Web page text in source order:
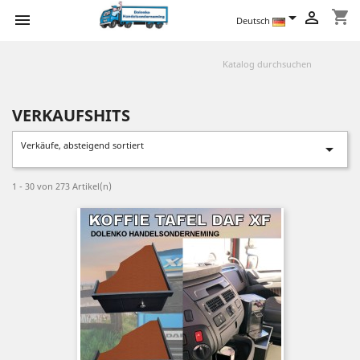
 shopping_cart

Deutsch 
VERKAUFSHITS
Verkäufe, absteigend sortiert 
1 - 30 von 273 Artikel(n)